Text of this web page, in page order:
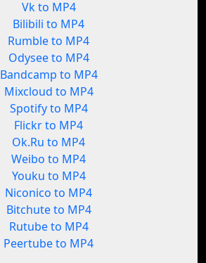
Vk to MP4
Bilibili to MP4
Rumble to MP4
Odysee to MP4
Bandcamp to MP4
Mixcloud to MP4
Spotify to MP4
Flickr to MP4
Ok.Ru to MP4
Weibo to MP4
Youku to MP4
Niconico to MP4
Bitchute to MP4
Rutube to MP4
Peertube to MP4